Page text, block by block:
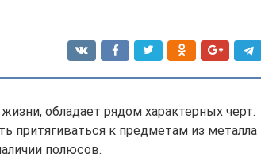
обладает рядом характерных черт.
притягиваться к предметам из металла
полюсов.